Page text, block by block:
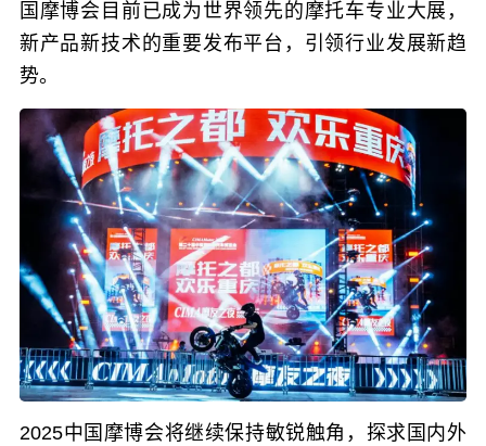
国摩博会目前已成为世界领先的摩托车专业大展，
新产品新技术的重要发布平台，引领行业发展新趋
势。
2025中国摩博会将继续保持敏锐触角，探求国内外